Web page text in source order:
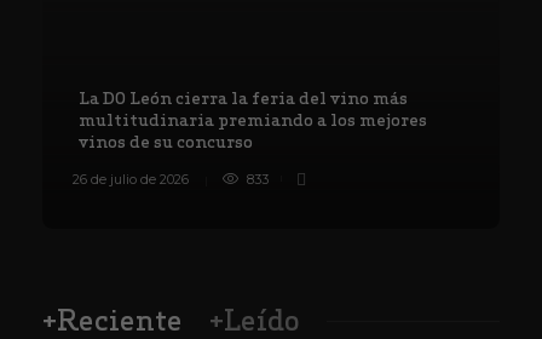
La DO León cierra la feria del vino más
multitudinaria premiando a los mejores
vinos de su concurso
26 de julio de 2026 833
+Reciente +Leído